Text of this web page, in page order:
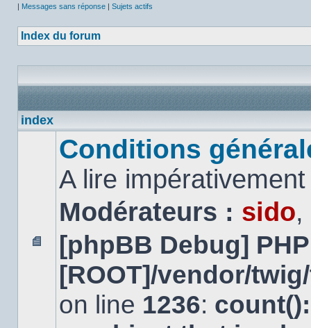
| Messages sans réponse | Sujets actifs
Index du forum
index
Aucun
message
non
Conditions
A lire
Modérateurs : sido,
[phpBB Debug]
[ROOT]/vendor/
on line 1236: